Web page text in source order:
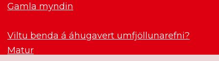
Gamla myndin
Viltu benda á áhugavert umfjöllunarefni?
Matur